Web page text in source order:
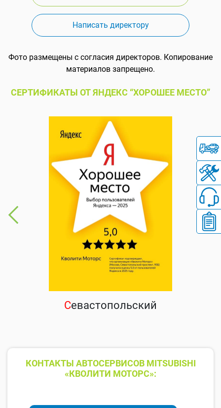
Написать директору
Фото размещены с согласия директоров. Копирование
материалов запрещено.
СЕРТИФИКАТЫ ОТ ЯНДЕКС “ХОРОШЕЕ МЕСТО”
Севастопольский
КОНТАКТЫ АВТОСЕРВИСОВ MITSUBISHI
«КВОЛИТИ МОТОРС»: